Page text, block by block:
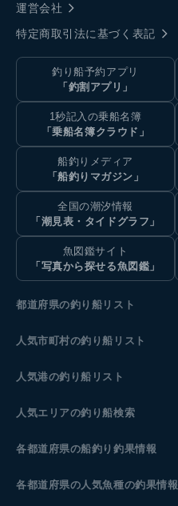
運営会社
特定商取引法に基づく表記
釣り船予約アプリ
「釣割アプリ」
1秒記入の乗船名簿
「乗船名簿クラウド」
船釣りメディア
「船釣りマガジン」
全国の潮汐情報
「潮見表・タイドグラフ」
魚図鑑サイト
「写真から探せる魚図鑑」
都道府県の釣り船リスト
人気市町村の釣り船リスト
人気港の釣り船リスト
人気エリアの釣り船検索
各都道府県の船釣り釣果情報
各都道府県の人気魚種の釣果情報